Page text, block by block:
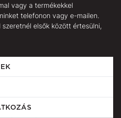
vagy a termékekkel
telefonon vagy e-mailen.
elsők között értesülni,